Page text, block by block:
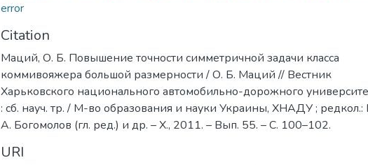
error
Citation
Маций, О. Б. Повышение точности симметричной задачи класса
коммивояжера большой размерности / О. Б. Маций // Вестник
Харьковского национального автомобильно-дорожного
: сб. науч. тр. / М-во образования и науки Украины, ХНАДУ ; редкол.:
А. Богомолов (гл. ред.) и др. – Х., 2011. – Вып. 55. – С. 100–102.
URI